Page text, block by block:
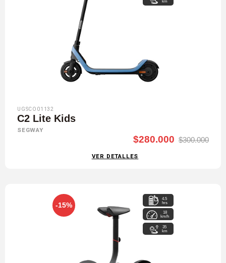
UGSCO01132
C2 Lite Kids
SEGWAY
$280.000 $300.000
VER DETALLES
-15%
4.5
hrs
18
km/h
35
km